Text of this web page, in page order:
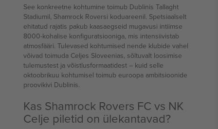
See konkreetne kohtumine toimub Dublinis Tallaght
Stadiumil, Shamrock Roversi koduareenil. Spetsiaalselt
ehitatud rajatis pakub kaasaegseid mugavusi intiimse
8000-kohalise konfiguratsiooniga, mis intensiivistab
atmosfääri. Tulevased kohtumised nende klubide vahel
võivad toimuda Celjes Sloveenias, sõltuvalt loosimise
tulemustest ja võistlusformaatidest – kuid selle
oktoobrikuu kohtumisel toimub euroopa ambitsioonide
proovikivi Dublinis.
Kas Shamrock Rovers FC vs NK
Celje piletid on ülekantavad?